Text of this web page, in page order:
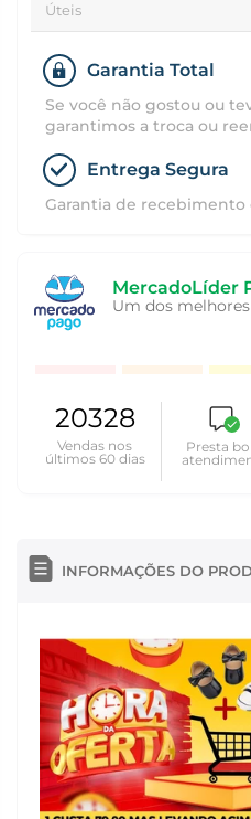
Úteis
Garantia Total
Se você não gostou ou
garantimos a troca ou
Entrega Segura
Garantia de
MercadoLíder
Um dos
20328
Vendas nos
últimos 60 dias
Presta
INFORMAÇÕES DO